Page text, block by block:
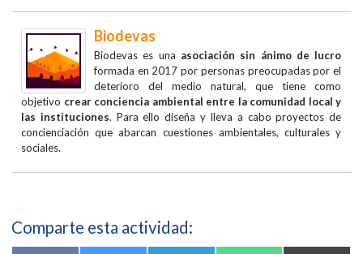
Biodevas
Biodevas es una asociación sin ánimo de lucro
formada en 2017 por personas preocupadas por el
deterioro del medio natural, que tiene como
objetivo crear conciencia ambiental entre la comunidad local y
las instituciones. Para ello diseña y lleva a cabo proyectos de
concienciación que abarcan cuestiones ambientales, culturales y
sociales.
Comparte esta actividad: